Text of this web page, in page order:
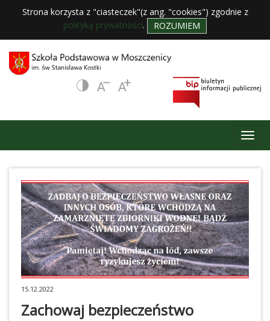
Strona korzysta z "ciasteczek"(z ang. "cookies") zgodnie z
polityką prywatności. ROZUMIEM
15.12.2022
Zachowaj bezpieczeństwo